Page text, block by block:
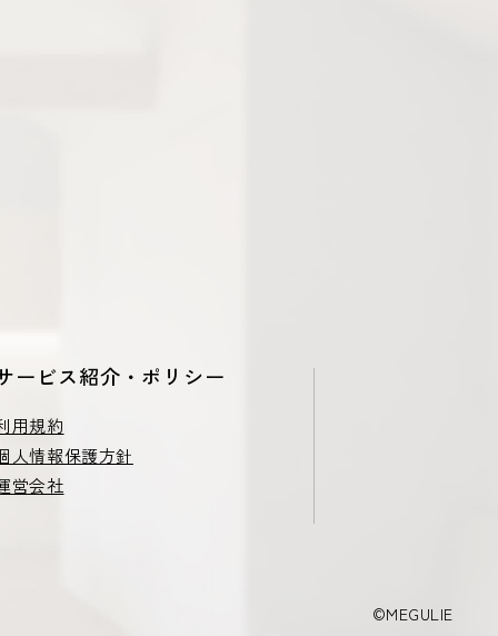
ービス紹介・ポリシー
用規約
人情報保護方針
営会社
©MEGULIE